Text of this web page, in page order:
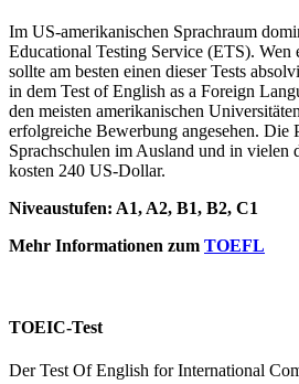
Im US-amerikanischen Sprachraum
Educational Testing Service (ETS). Wen
sollte am besten einen dieser Tests
in dem Test of English as a Foreign
den meisten amerikanischen
erfolgreiche Bewerbung angesehen. Die
Sprachschulen im Ausland und in vielen
kosten 240 US-Dollar.
Niveaustufen: A1, A2, B1, B2, C1
Mehr Informationen zum TOEFL
TOEIC-Test
Der Test Of English for International